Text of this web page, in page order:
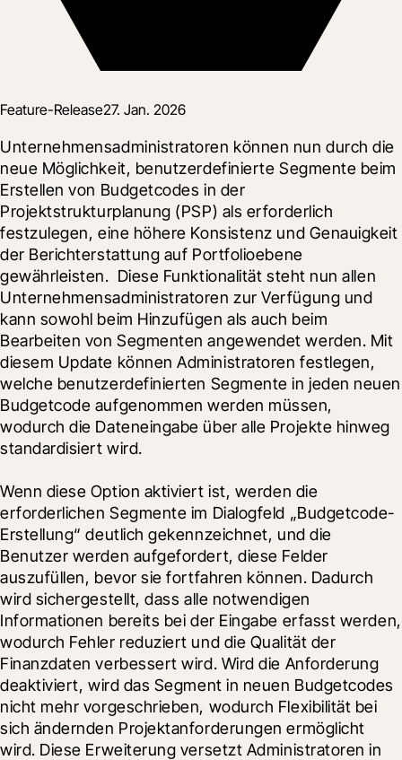
Feature-Release27. Jan. 2026
Unternehmensadministratoren können nun durch die
neue Möglichkeit, benutzerdefinierte Segmente beim
Erstellen von Budgetcodes in der
Projektstrukturplanung (PSP) als erforderlich
festzulegen, eine höhere Konsistenz und Genauigkeit
der Berichterstattung auf Portfolioebene
gewährleisten.  Diese Funktionalität steht nun allen
Unternehmensadministratoren zur Verfügung und
kann sowohl beim Hinzufügen als auch beim
Bearbeiten von Segmenten angewendet werden. Mit
diesem Update können Administratoren festlegen,
welche benutzerdefinierten Segmente in jeden neuen
Budgetcode aufgenommen werden müssen,
wodurch die Dateneingabe über alle Projekte hinweg
standardisiert wird.
Wenn diese Option aktiviert ist, werden die
erforderlichen Segmente im Dialogfeld „Budgetcode-
Erstellung“ deutlich gekennzeichnet, und die
Benutzer werden aufgefordert, diese Felder
auszufüllen, bevor sie fortfahren können. Dadurch
wird sichergestellt, dass alle notwendigen
Informationen bereits bei der Eingabe erfasst werden,
wodurch Fehler reduziert und die Qualität der
Finanzdaten verbessert wird. Wird die Anforderung
deaktiviert, wird das Segment in neuen Budgetcodes
nicht mehr vorgeschrieben, wodurch Flexibilität bei
sich ändernden Projektanforderungen ermöglicht
wird. Diese Erweiterung versetzt Administratoren in